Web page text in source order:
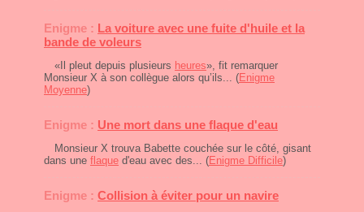
Enigme : La voiture avec une fuite d'huile et la
bande de voleurs
«Il pleut depuis plusieurs heures», fit remarquer
Monsieur X à son collègue alors qu’ils... (Enigme
Moyenne)
Enigme : Une mort dans une flaque d'eau
Monsieur X trouva Babette couchée sur le côté, gisant
dans une flaque d'eau avec des... (Enigme Difficile)
Enigme : Collision à éviter pour un navire